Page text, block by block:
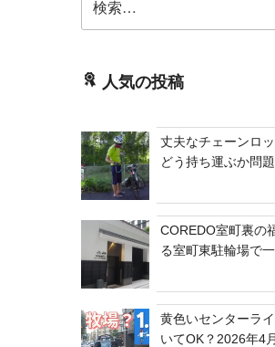
索:
人気の投稿
丈夫なチェーンロ
どう持ち運ぶか問題
COREDO室町裏の
る室町東駐輪場で
黄色いセンターラ
いてOK？2026年4